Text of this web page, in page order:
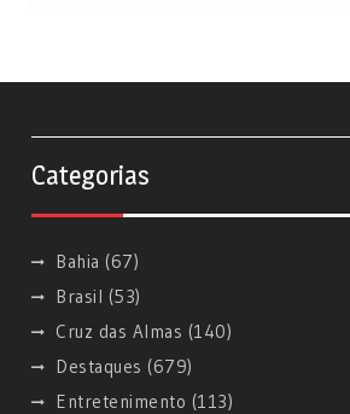
Categorias
Bahia (67)
Brasil (53)
Cruz das Almas (140)
Destaques (679)
Entretenimento (113)